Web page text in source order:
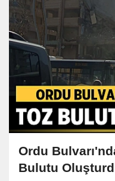
Ordu
Bulutu